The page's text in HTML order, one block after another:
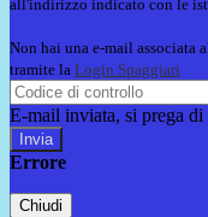
all'indirizzo indicato con le
Non hai una e-mail associata
tramite la Login Spaggiari
E-mail inviata, si prega di
Errore
Chiudi